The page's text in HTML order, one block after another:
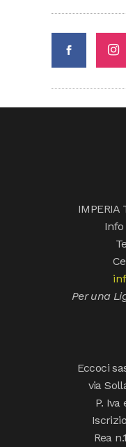
IMPERIA
Per una
Eccoci
via
P. Iva
Rea